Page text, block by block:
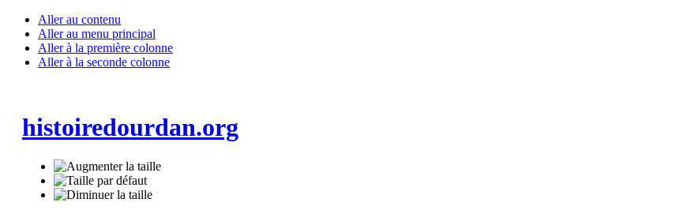
Aller au contenu
Aller au menu principal
Aller à la première colonne
Aller à la seconde colonne
histoiredourdan.org